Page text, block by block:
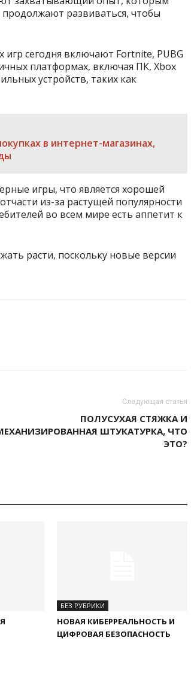
продолжают развиваться, чтобы
сегодня включают Fortnite, PUBG
платформах, включая ПК, Xbox
устройств, таких как
в интернет-магазинах,
игры, что является хорошей
из-за растущей популярности
во всем мире есть аппетит к
расти, поскольку новые версии
Следующая статья
ПОЛУСУХАЯ СТЯЖКА И
ШТУКАТУРКА, ЧТО
ЭТО?
БЕЗ РУБРИКИ
НОВАЯ КИБЕРРЕАЛЬНОСТЬ И
ЦИФРОВАЯ БЕЗОПАСНОСТЬ